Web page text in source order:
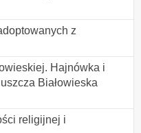
z
Hajnówka i
Białowieska
religijnej i